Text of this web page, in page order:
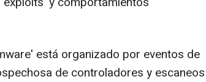
está organizado por eventos de
de controladores y escaneos